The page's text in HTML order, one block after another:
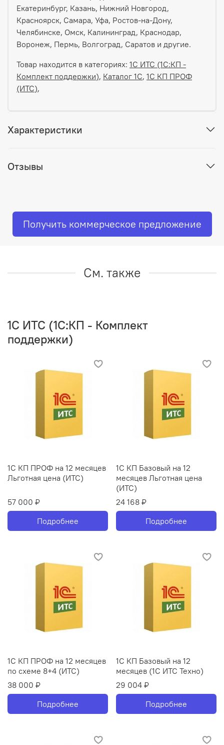
Екатеринбург, Казань, Нижний Новгород,
Красноярск, Самара, Уфа, Ростов-на-Дону,
Челябинске, Омск, Калининград, Краснодар,
Воронеж, Пермь, Волгоград, Саратов и другие.
Товар находится в категориях: 1C ИТС (1С:КП -
Комплект поддержки), Каталог 1С, 1С КП ПРОФ
(ИТС),
Характеристики
Отзывы
Получить коммерческое предложение
См. также
1C ИТС (1С:КП - Комплект
поддержки)
1С КП ПРОФ на 12 месяцев
Льготная цена (ИТС)
57 000 ₽
Подробнее
1С КП Базовый на 12
месяцев Льготная цена
(ИТС)
24 168 ₽
Подробнее
1С КП ПРОФ на 12 месяцев
по схеме 8+4 (ИТС)
38 000 ₽
Подробнее
1С КП Базовый на 12
месяцев (1С ИТС Техно)
29 004 ₽
Подробнее